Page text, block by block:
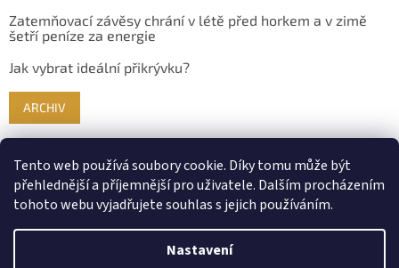
Tento web používá soubory cookie. Díky tomu může být
přehlednější a příjemnější pro uživatele. Dalším procházením
tohoto webu vyjadřujete souhlas s jejich používáním.
Nastavení
Zatemňovací závěsy chrání v létě před horkem a v zimě
šetří peníze za energie
Jak vybrat ideální přikrývku?
ARCHIV
Vytvořil Shoptet